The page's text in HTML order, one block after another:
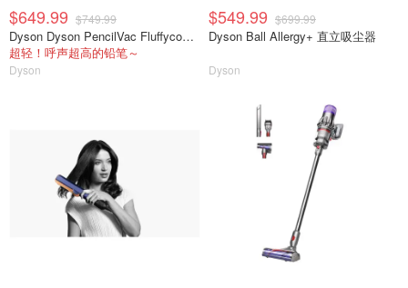
$649.99 $749.99
Dyson Dyson PencilVac Fluffycones 吸尘器
超轻！呼声超高的铅笔～
Dyson
$549.99 $699.99
Dyson Ball Allergy+ 直立吸尘器
Dyson